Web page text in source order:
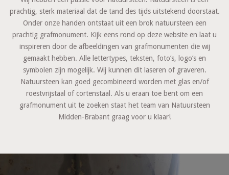
prachtig, sterk materiaal dat de tand des tijds uitstekend doorstaat.
Onder onze handen ontstaat uit een brok natuursteen een
prachtig grafmonument. Kijk eens rond op deze website en laat u
inspireren door de afbeeldingen van grafmonumenten die wij
gemaakt hebben. Alle lettertypes, teksten, foto’s, logo’s en
symbolen zijn mogelijk. Wij kunnen dit laseren of graveren.
Natuursteen kan goed gecombineerd worden met glas en/of
roestvrijstaal of cortenstaal. Als u eraan toe bent om een
grafmonument uit te zoeken staat het team van Natuursteen
Midden-Brabant graag voor u klaar!